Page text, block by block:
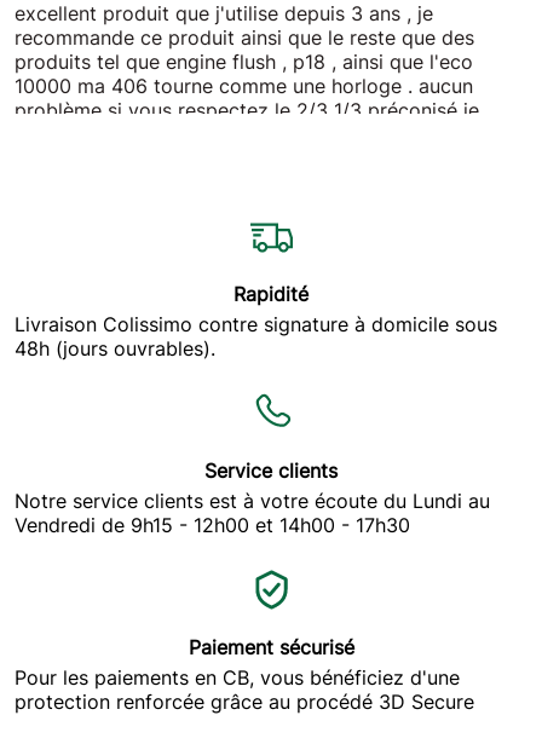
excellent produit que j'utilise depuis 3 ans , je
recommande ce produit ainsi que le reste que des
produits tel que engine flush , p18 , ainsi que l'eco
10000 ma 406 tourne comme une horloge . aucun
problème si vous respectez le 2/3 1/3 préconisé je
.
01/05/2020
2981
super
07/06/2019
617
J'ai utilise pour le diesel avec satisfaction. Donc j'en
attends autant pour ce nouveau carburant.
Afficher plus
Rapidité
Livraison Colissimo contre signature à domicile sous
48h (jours ouvrables).
Service clients
Notre service clients est à votre écoute du Lundi au
Vendredi de 9h15 - 12h00 et 14h00 - 17h30
Paiement sécurisé
Pour les paiements en CB, vous bénéficiez d'une
protection renforcée grâce au procédé 3D Secure